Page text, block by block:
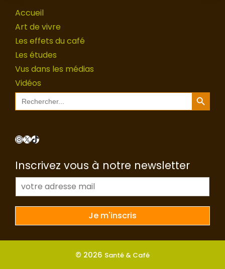
Accueil
Art de vivre
Les effets du café
Les études
Vus dans les médias
Vidéos
Search
for:
Search Button
Instagram
X TikTok
Inscrivez vous à notre newsletter
E
*
Je m'inscris
© 2026 Santé & Café